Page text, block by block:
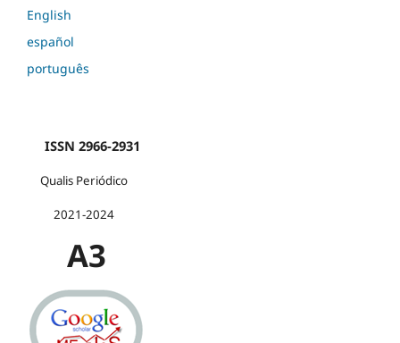
English
español
português
ISSN 2966-2931
Qualis Periódico
2021-2024
A3